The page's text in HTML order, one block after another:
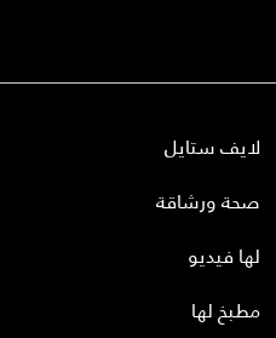
لايف ستايل
صحة ورشاقة
لها فيديو
مطبخ لها